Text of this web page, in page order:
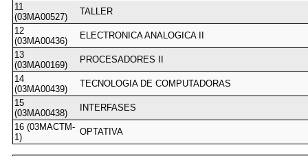
11
(03MA00527)
TALLER
12
(03MA00436)
ELECTRONICA ANALOGICA II
13
(03MA00169)
PROCESADORES II
14
(03MA00439)
TECNOLOGIA DE COMPUTADORAS
15
(03MA00438)
INTERFASES
16 (03MACTM-
1)
OPTATIVA